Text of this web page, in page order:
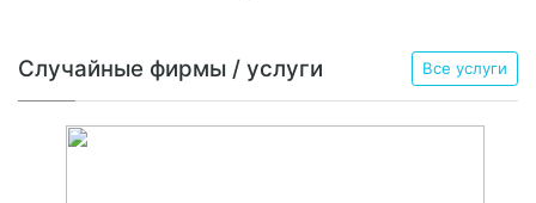
Случайные фирмы / услуги Все услуги